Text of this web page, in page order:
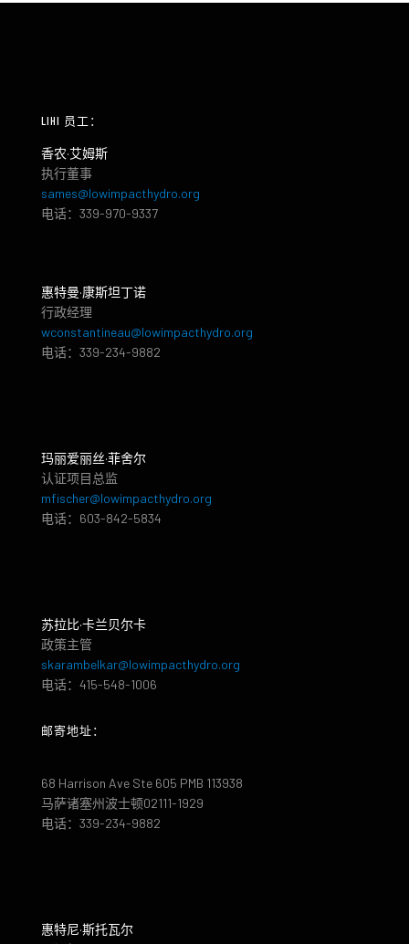
LIHI 员工：
香农·艾姆斯
执行董事
sames@lowimpacthydro.org
电话：339-970-9337
惠特曼·康斯坦丁诺
行政经理
wconstantineau@lowimpacthydro.org
电话：339-234-9882
玛丽爱丽丝·菲舍尔
认证项目总监
mfischer@lowimpacthydro.org
电话：603-842-5834
苏拉比·卡兰贝尔卡
政策主管
skarambelkar@lowimpacthydro.org
电话：415-548-1006
邮寄地址：
68 Harrison Ave Ste 605 PMB 113938
马萨诸塞州波士顿02111-1929
电话：339-234-9882
惠特尼·斯托瓦尔